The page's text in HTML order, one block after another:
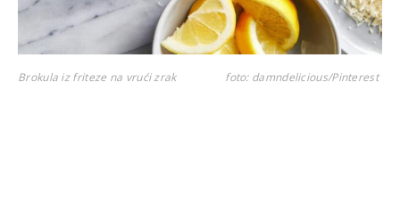
Brokula iz friteze na vrući zrak foto: damndelicious/Pinterest